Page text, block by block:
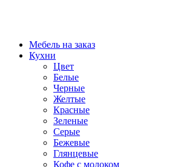
Мебель на заказ
Кухни
Цвет
Белые
Черные
Желтые
Красные
Зеленые
Серые
Бежевые
Глянцевые
Кофе с молоком